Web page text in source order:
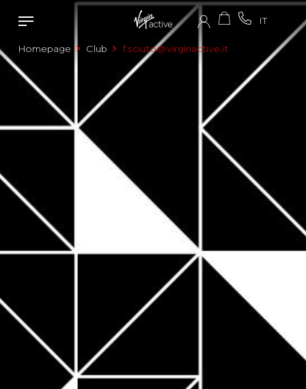
Homepage Club f.sciuto@virginactive.it